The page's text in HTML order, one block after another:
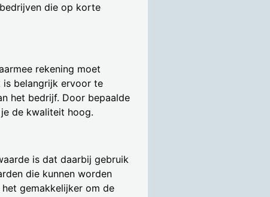
die op korte
rekening moet
is belangrijk ervoor te
het bedrijf. Door bepaalde
de kwaliteit hoog.
is dat daarbij gebruik
die kunnen worden
gemakkelijker om de